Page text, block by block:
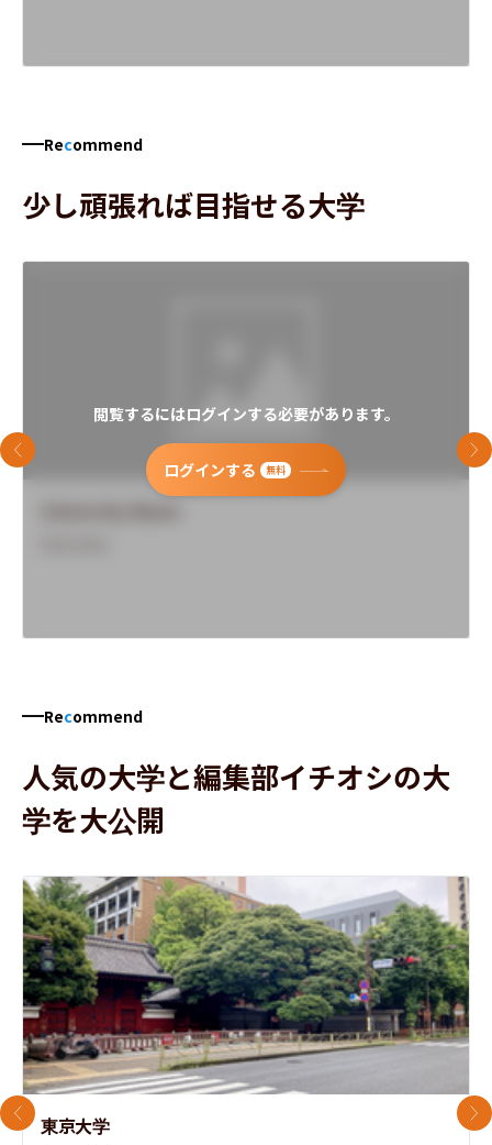
Recommend
少し頑張れば目指せる大学
閲覧するにはログインする必要があります。
ログインする 無料
前のスライド 次
Recommend
人気の大学と編集部イチオシの大
学を大公開
東京大学
前のスライド 次